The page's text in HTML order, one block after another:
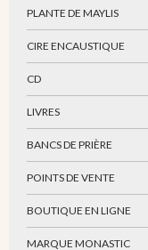
PLANTE DE MAYLIS
CIRE ENCAUSTIQUE
CD
LIVRES
BANCS DE PRIÈRE
POINTS DE VENTE
BOUTIQUE EN LIGNE
MARQUE MONASTIC